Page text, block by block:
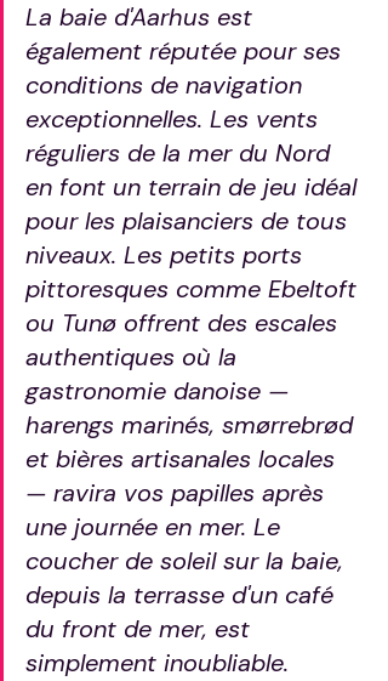
La baie d'Aarhus est
également réputée pour ses
conditions de navigation
exceptionnelles. Les vents
réguliers de la mer du Nord
en font un terrain de jeu idéal
pour les plaisanciers de tous
niveaux. Les petits ports
pittoresques comme Ebeltoft
ou Tunø offrent des escales
authentiques où la
gastronomie danoise —
harengs marinés, smørrebrød
et bières artisanales locales
— ravira vos papilles après
une journée en mer. Le
coucher de soleil sur la baie,
depuis la terrasse d'un café
du front de mer, est
simplement inoubliable.